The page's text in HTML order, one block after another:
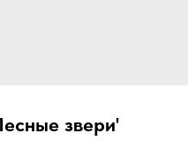
звери'